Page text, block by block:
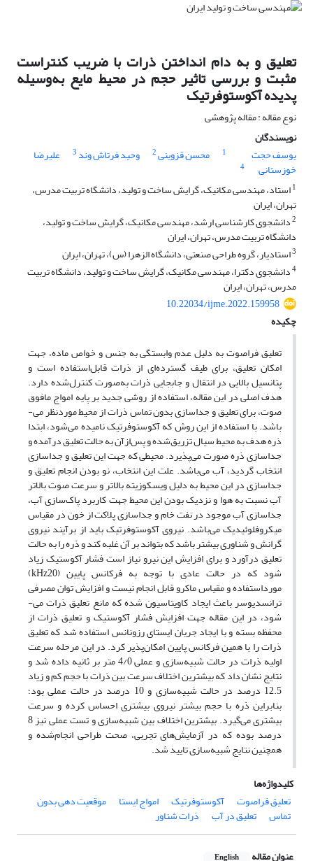
تعلیق و به دام انداختن ذرات با ضریب کنتراست
مثبت و بررسی تاثیر حجم در محیط مایع به‌وسیله
پدیده آکوستوفرتیک
نوع مقاله : مقاله پژوهشی
نویسندگان
یوسف حجت
1 محسن قزوینی2 وحید فرتاش وند 3 علیرضا
خوزستانی
4
1استاد، مهندسی مکانیک، گرایش ساخت و تولید، دانشگاه تربیت مدرس،
تهران، ایران
2دانشجوی کارشناسی ارشد، مهندسی مکانیک، گرایش ساخت و تولید،
دانشگاه تربیت مدرس، تهران، ایران
3استادیار، گروه طراحی صنعتی، دانشگاه الزهرا (س)، تهران، ایران
4دانشجوی دکترا، مهندسی مکانیک، گرایش ساخت و تولید، دانشگاه تربیت
مدرس، تهران، ایران
10.22034/ijme.2022.159958
چکیده
تعلیق فراصوت به دلیل عدم وابستگی به جنس و خواص ماده، جهت
امکان تعلیق، برای طیف گسترده­‌ای از ذرات قابل‌استفاده است و
پتانسیل بالایی در انتقال و جابجایی ذرات به‌صورت کنترل‌شده دارد.
هدف اصلی در این مقاله، استفاده از روشی جدید بر پایه امواج مافوق
صوت، برای تعلیق و جداسازی بدون تماس ذرات از محیط موردنظر می‌­
باشد. با استفاده از این روش که آکوستوفرتیک نامیده می‌شود، ابتدا
ذره هدف به محیط سیال تزریق‌شده و پس‌­ازآن به حالت تعلیق درآمده و
جداسازی ذره صورت می­‌پذیرد. محیطی که جهت این تعلیق و جداسازی
انتخاب گردید، آب می­‌باشد. علت این انتخاب، نو بودن انجام تعلیق و
جداسازی در این محیط به دلیل ویسکوزیته بالاتر و سرعت صوت بالاتر
آب نسبت به هوا و نزدیک بودن این محیط جهت کاربرد پاک‌سازی آب،
جداسازی آب موجود در نفت خام و جداسازی پلاکت از خون در مقیاس
میکروفلوئیدیک می­‌باشد. نیروی آکوستوفرتیک باید از برآیند نیروی
گرانش و شناوری بیشتر باشد که بتواند بر آن غلبه کند و ذره را به حالت
تعلیق درآورد و برای افزایش این نیرو نیاز است فشار آکوستیک زیاد
شود که در حالت عادی با توجه به فرکانس پایین (kHz20)
مورداستفاده و مقیاس ماکرو قابل انجام نیست و افزایش توان مصرفی
ترانسدیوسر باعث ایجاد کاویتاسیون شده که مانع تعلیق ذرات می‌­
شود، در این مقاله جهت افزایش فشار آکوستیک و تعلیق ذرات از
محفظه بسته و با ایجاد جریان ایستای رزونانس استفاده شد که تعلیق
ذرات را با همین فرکانس پایین امکان‌­پذیر کرد. در این مرحله سرعت
اولیه ذرات در حالت شبیه‌­سازی و عملی 4/0 متر بر ثانیه داده شد و
نتایج نشان داد که بیشترین اختلاف سرعت بین ذرات با حجم کم‌ و زیاد
12.5 درصد در حالت شبیه‌­سازی و 10 درصد در حالت عملی بود؛
بنابراین ذره با حجم بیشتر نیروی بیشتری احساس کرده و سرعت
بیشتری می­‌گیرد. بیشترین اختلاف بین شبیه‌­سازی و تست عملی نیز 8
درصد بوده که در آزمایش­‌های تجربی، صحت طراحی انجام‌شده و
همچنین نتایج شبیه‌­سازی تایید شد.
کلیدواژه‌ها
تعلیق فراصوت
آکوستوفرتیک امواج ایستا موقعیت دهی بدون
تماس تعلیق در آب ذرات شناور
عنوان مقاله English